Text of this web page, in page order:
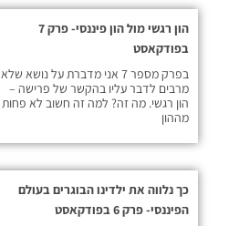
הון רגשי מול הון פיננסי- פרק 7
בפודקאסט
בפרק מספר 7 אני מדברת על נושא שלא
מרבים לדבר עליו בהקשר של פרישה –
הון רגשי. מה זה? למה זה חשוב לא פחות
מההון
כך נלווה את ילדינו הבוגרים בעולם
הפיננסי- פרק 6 בפודקאסט